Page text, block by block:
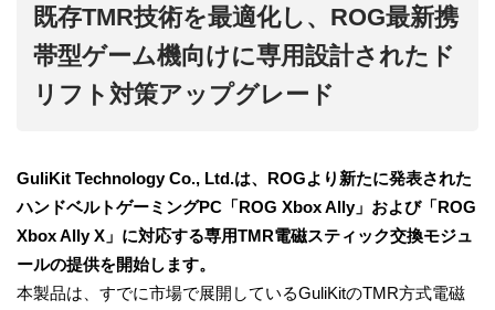
既存TMR技術を最適化し、ROG最新携
帯型ゲーム機向けに専用設計されたド
リフト対策アップグレード
GuliKit Technology Co., Ltd.は、ROGより新たに発表された
ハンドベルトゲーミングPC「ROG Xbox Ally」および「ROG
Xbox Ally X」に対応する専用TMR電磁スティック交換モジュ
ールの提供を開始します。
本製品は、すでに市場で展開しているGuliKitのTMR方式電磁